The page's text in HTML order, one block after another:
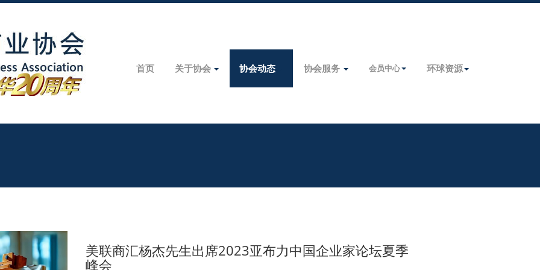
首页 关于协会 协会动态 协会服务 会员中心 环球资源
美联商汇杨杰先生出席2023亚布力中国企业家论坛夏季
峰会